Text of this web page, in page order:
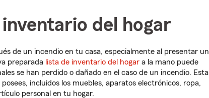
del hogar
de un incendio en tu casa, especialmente al presentar un
preparada lista de inventario del hogar a la mano puede
se han perdido o dañado en el caso de un incendio. Esta
incluidos los muebles, aparatos electrónicos, ropa,
personal en tu hogar.